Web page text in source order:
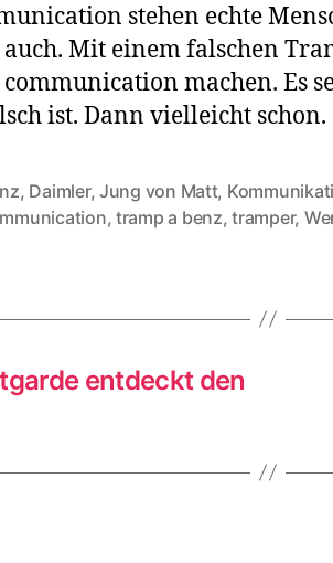
stehen echte
Mit einem falschen
machen. Es
ist. Dann vielleicht schon.
, Daimler, Jung von Matt,
, tramp a benz,tramper,
entdeckt den